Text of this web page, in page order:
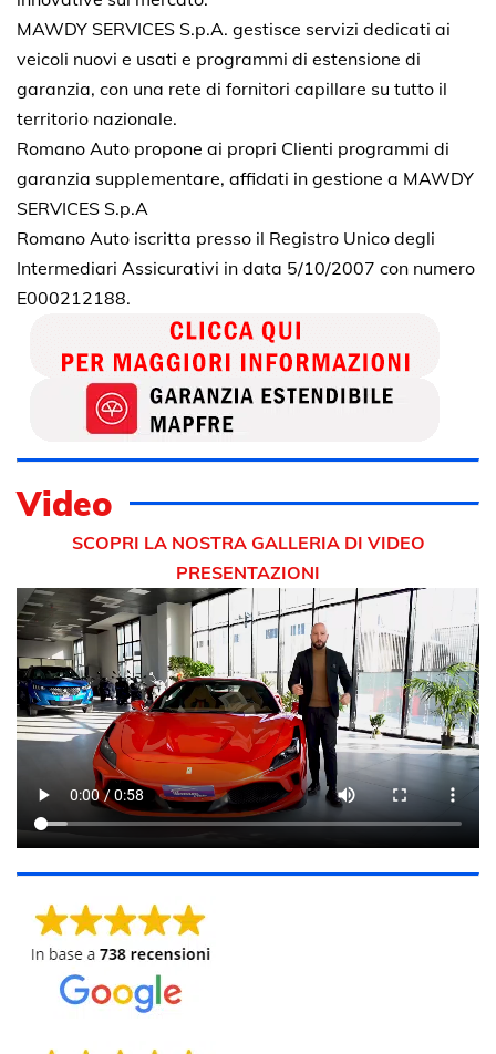
MAWDY SERVICES S.p.A. gestisce servizi dedicati ai
veicoli nuovi e usati e programmi di estensione di
garanzia, con una rete di fornitori capillare su tutto il
territorio nazionale.
Romano Auto propone ai propri Clienti programmi di
garanzia supplementare, affidati in gestione a MAWDY
SERVICES S.p.A
Romano Auto iscritta presso il Registro Unico degli
Intermediari Assicurativi in data 5/10/2007 con numero
E000212188.
Video
SCOPRI LA NOSTRA GALLERIA DI VIDEO
PRESENTAZIONI